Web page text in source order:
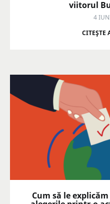
viitorul
4
CITEŞTE
Cum să le